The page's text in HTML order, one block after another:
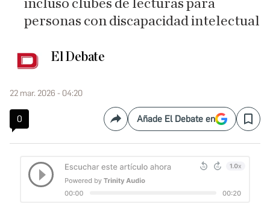
incluso clubes de lecturas para
personas con discapacidad intelectual
El Debate
22 mar. 2026 - 04:20
0 CompartirAñade El Debate en Save